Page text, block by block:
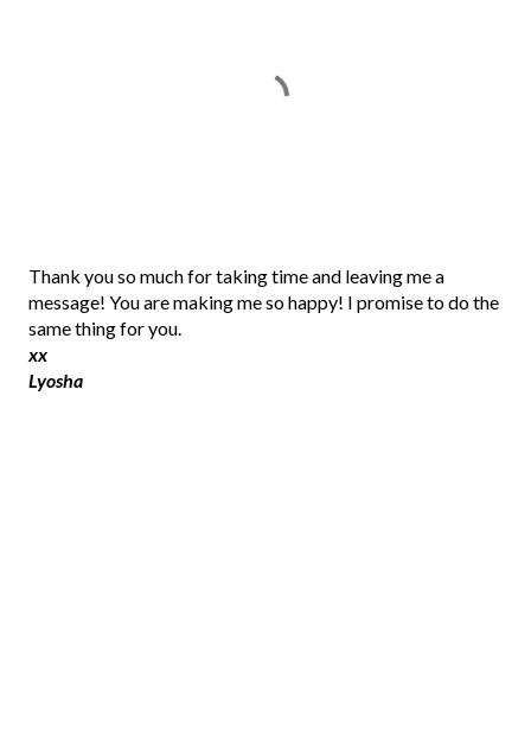
P
o
s
t
a
Thank you so much for taking time and leaving me a
message! You are making me so happy! I promise to do the
same thing for you.
xx
Lyosha